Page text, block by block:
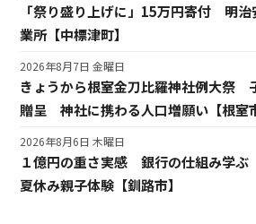
「祭り盛り上げに」15万円寄付 明治
業所【中標津町】
きょうから根室金刀比羅神社例大祭
贈呈 神社に携わる人口増願い【根室
2026年8月7日 金曜日
１億円の重さ実感 銀行の仕組み学ぶ
夏休み親子体験【釧路市】
2026年8月6日 木曜日